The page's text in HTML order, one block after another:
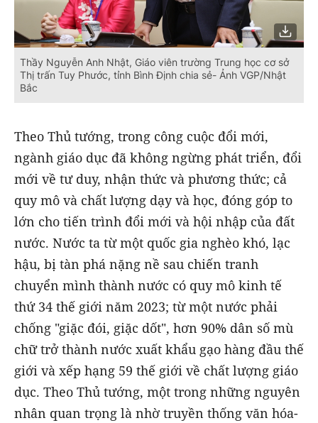
Thầy Nguyễn Anh Nhật, Giáo viên trường Trung học cơ sở
Thị trấn Tuy Phước, tỉnh Bình Định chia sẻ- Ảnh VGP/Nhật
Bắc
Theo Thủ tướng, trong công cuộc đổi mới,
ngành giáo dục đã không ngừng phát triển, đổi
mới về tư duy, nhận thức và phương thức; cả
quy mô và chất lượng dạy và học, đóng góp to
lớn cho tiến trình đổi mới và hội nhập của đất
nước. Nước ta từ một quốc gia nghèo khó, lạc
hậu, bị tàn phá nặng nề sau chiến tranh
chuyển mình thành nước có quy mô kinh tế
thứ 34 thế giới năm 2023; từ một nước phải
chống "giặc đói, giặc dốt", hơn 90% dân số mù
chữ trở thành nước xuất khẩu gạo hàng đầu thế
giới và xếp hạng 59 thế giới về chất lượng giáo
dục. Theo Thủ tướng, một trong những nguyên
nhân quan trọng là nhờ truyền thống văn hóa-